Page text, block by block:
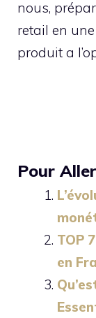
nous,
retail en
produit a
Pour
TOP
en